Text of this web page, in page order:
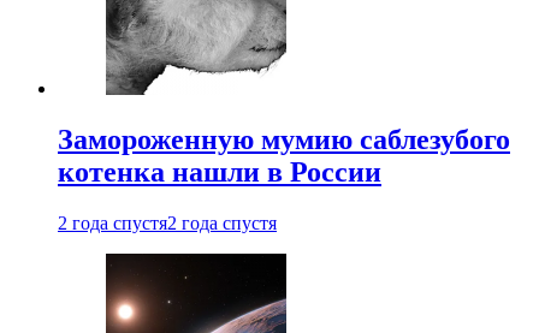
Замороженную мумию саблезубого
котенка нашли в России
2 года спустя2 года спустя